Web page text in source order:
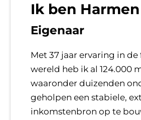
Ik ben
Eigenaar
Met 37 jaar ervaring in
wereld heb ik al 124.000
waaronder duizenden
geholpen een stabiele,
inkomstenbron op te